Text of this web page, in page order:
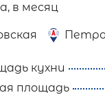
в месяц
кухни
площадь